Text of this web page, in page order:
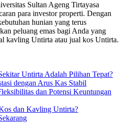
Sultan Ageng Tirtayasa
para investor properti. Dengan
hunian yang terus
peluang emas bagi Anda yang
kavling Untirta atau jual kos Untirta.
Untirta Adalah Pilihan Tepat?
dengan Arus Kas Stabil
dan Potensi Keuntungan
dan Kavling Untirta?